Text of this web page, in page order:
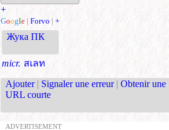
+
Google | Forvo | +
Жука ПК
micr. สเลท
Ajouter | Signaler une erreur | Obtenir une
URL courte
ADVERTISEMENT